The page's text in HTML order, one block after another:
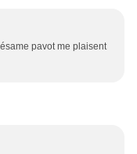
pavot me plaisent